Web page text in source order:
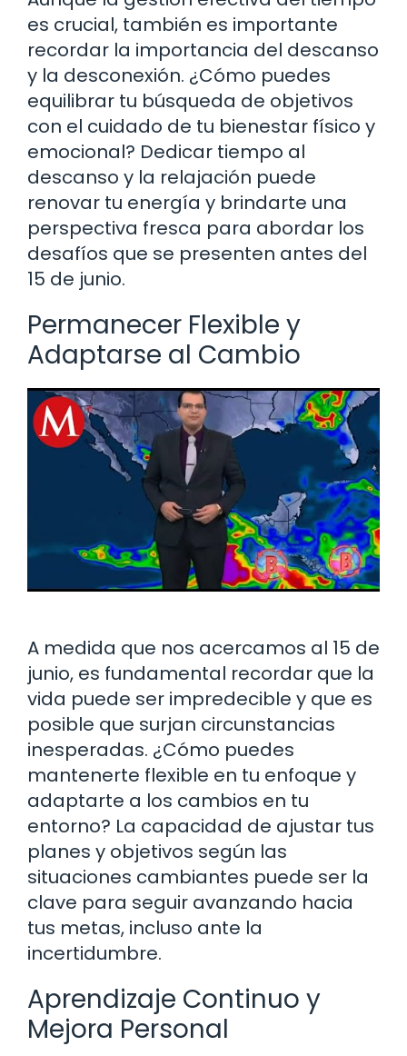
es crucial, también es importante
recordar la importancia del descanso
y la desconexión. ¿Cómo puedes
equilibrar tu búsqueda de objetivos
con el cuidado de tu bienestar físico y
emocional? Dedicar tiempo al
descanso y la relajación puede
renovar tu energía y brindarte una
perspectiva fresca para abordar los
desafíos que se presenten antes del
15 de junio.
Permanecer Flexible y
Adaptarse al Cambio
A medida que nos acercamos al 15 de
junio, es fundamental recordar que la
vida puede ser impredecible y que es
posible que surjan circunstancias
inesperadas. ¿Cómo puedes
mantenerte flexible en tu enfoque y
adaptarte a los cambios en tu
entorno? La capacidad de ajustar tus
planes y objetivos según las
situaciones cambiantes puede ser la
clave para seguir avanzando hacia
tus metas, incluso ante la
incertidumbre.
Aprendizaje Continuo y
Mejora Personal